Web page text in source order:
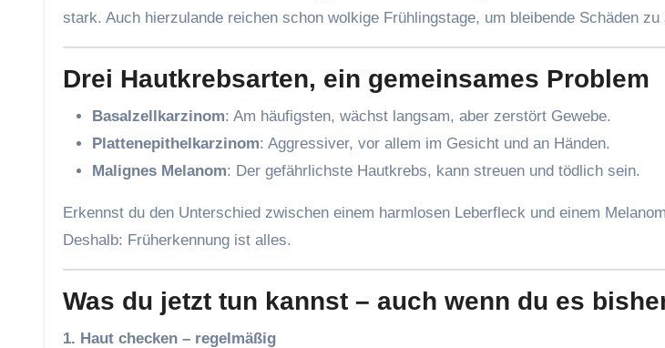
stark. Auch hierzulande reichen schon wolkige Frühlingstage, um bleibende Schäden zu
Drei Hautkrebsarten, ein gemeinsames Problem
Basalzellkarzinom: Am häufigsten, wächst langsam, aber zerstört Gewebe.
Plattenepithelkarzinom: Aggressiver, vor allem im Gesicht und an Händen.
Malignes Melanom: Der gefährlichste Hautkrebs, kann streuen und tödlich sein.
Erkennst du den Unterschied zwischen einem harmlosen Leberfleck und einem
Deshalb: Früherkennung ist alles.
Was du jetzt tun kannst – auch wenn du es
1. Haut checken – regelmäßig